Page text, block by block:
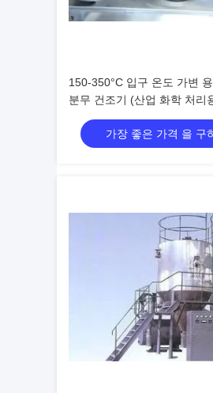
150-350°C 입구 온도 가변
분무 건조기 (산업 화학 처리
가장 좋은 가격 을 구